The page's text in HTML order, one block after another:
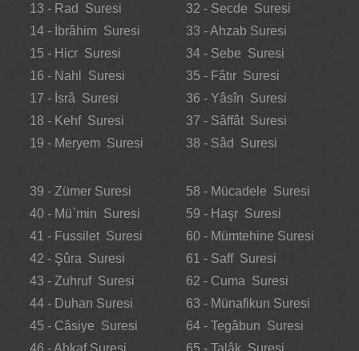
13 - Rad Suresi
14 - İbrâhim Suresi
15 - Hicr Suresi
16 - Nahl Suresi
17 - İsrâ Suresi
18 - Kehf Suresi
19 - Meryem Suresi
32 - Secde Suresi
33 - Ahzab Suresi
34 - Sebe Suresi
35 - Fâtır Suresi
36 - Yâsîn Suresi
37 - Sâffât Suresi
38 - Sâd Suresi
39 - Zümer Suresi
40 - Mü`min Suresi
41 - Fussilet Suresi
42 - Şûra Suresi
43 - Zuhruf Suresi
44 - Duhan Suresi
45 - Câsiye Suresi
46 - Ahkaf Suresi
58 - Mücadele Suresi
59 - Haşr Suresi
60 - Mümtehine Suresi
61 - Saff Suresi
62 - Cuma Suresi
63 - Münafikun Suresi
64 - Tegâbun Suresi
65 - Talâk Suresi